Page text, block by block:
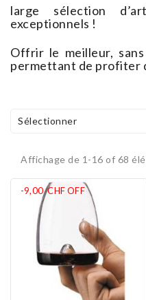
large sélection
exceptionnels !
Offrir le meilleur,
permettant de profiter
Sélectionner
Affichage de 1-16 of 68
-9,00 CHFOFF